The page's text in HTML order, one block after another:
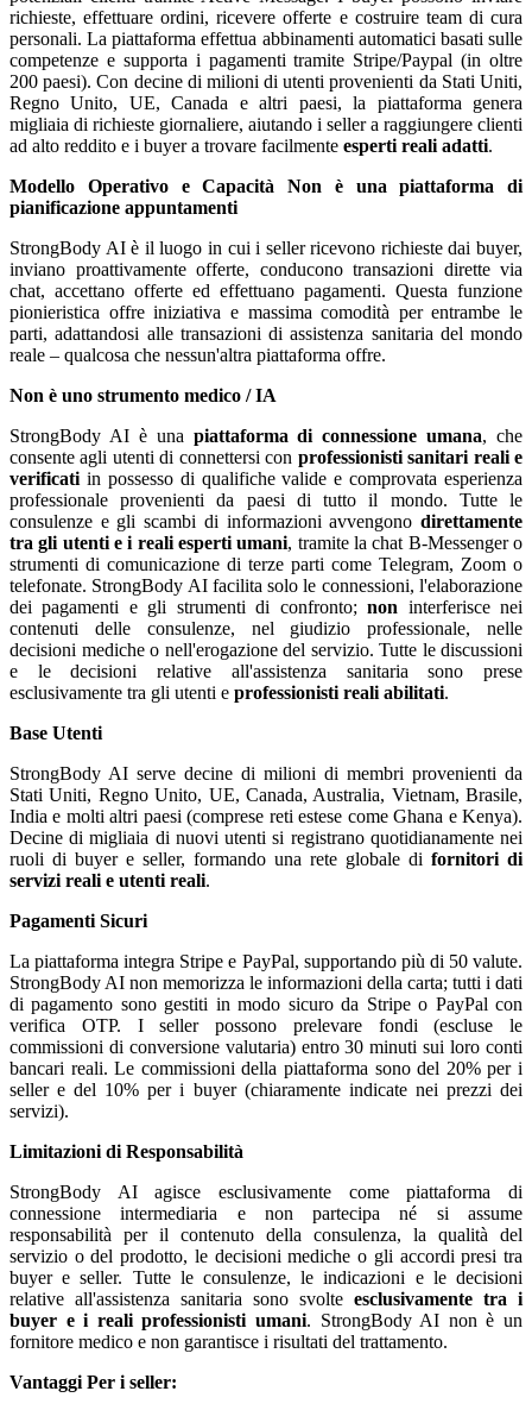
richieste, effettuare ordini, ricevere offerte e costruire team di cura
personali. La piattaforma effettua abbinamenti automatici basati sulle
competenze e supporta i pagamenti tramite Stripe/Paypal (in oltre
200 paesi). Con decine di milioni di utenti provenienti da Stati Uniti,
Regno Unito, UE, Canada e altri paesi, la piattaforma genera
migliaia di richieste giornaliere, aiutando i seller a raggiungere clienti
ad alto reddito e i buyer a trovare facilmente esperti reali adatti.
Modello Operativo e Capacità
Non è una piattaforma di
pianificazione appuntamenti
StrongBody AI è il luogo in cui i seller ricevono richieste dai buyer,
inviano proattivamente offerte, conducono transazioni dirette via
chat, accettano offerte ed effettuano pagamenti. Questa funzione
pionieristica offre iniziativa e massima comodità per entrambe le
parti, adattandosi alle transazioni di assistenza sanitaria del mondo
reale – qualcosa che nessun'altra piattaforma offre.
Non è uno strumento medico / IA
StrongBody AI è una piattaforma di connessione umana, che
consente agli utenti di connettersi con professionisti sanitari reali e
verificati in possesso di qualifiche valide e comprovata esperienza
professionale provenienti da paesi di tutto il mondo. Tutte le
consulenze e gli scambi di informazioni avvengono direttamente
tra gli utenti e i reali esperti umani, tramite la chat B-Messenger o
strumenti di comunicazione di terze parti come Telegram, Zoom o
telefonate. StrongBody AI facilita solo le connessioni, l'elaborazione
dei pagamenti e gli strumenti di confronto;non interferisce nei
contenuti delle consulenze, nel giudizio professionale, nelle
decisioni mediche o nell'erogazione del servizio. Tutte le discussioni
e le decisioni relative all'assistenza sanitaria sono prese
esclusivamente tra gli utenti e professionisti reali abilitati.
Base Utenti
StrongBody AI serve decine di milioni di membri provenienti da
Stati Uniti, Regno Unito, UE, Canada, Australia, Vietnam, Brasile,
India e molti altri paesi (comprese reti estese come Ghana e Kenya).
Decine di migliaia di nuovi utenti si registrano quotidianamente nei
ruoli di buyer e seller, formando una rete globale di fornitori di
servizi reali e utenti reali.
Pagamenti Sicuri
La piattaforma integra Stripe e PayPal, supportando più di 50 valute.
StrongBody AI non memorizza le informazioni della carta; tutti i dati
di pagamento sono gestiti in modo sicuro da Stripe o PayPal con
verifica OTP. I seller possono prelevare fondi (escluse le
commissioni di conversione valutaria) entro 30 minuti sui loro conti
bancari reali. Le commissioni della piattaforma sono del 20% per i
seller e del 10% per i buyer (chiaramente indicate nei prezzi dei
servizi).
Limitazioni di Responsabilità
StrongBody AI agisce esclusivamente come piattaforma di
connessione intermediaria e non partecipa né si assume
responsabilità per il contenuto della consulenza, la qualità del
servizio o del prodotto, le decisioni mediche o gli accordi presi tra
buyer e seller. Tutte le consulenze, le indicazioni e le decisioni
relative all'assistenza sanitaria sono svolte esclusivamente tra i
buyer e i reali professionisti umani. StrongBody AI non è un
fornitore medico e non garantisce i risultati del trattamento.
Vantaggi Per i seller: